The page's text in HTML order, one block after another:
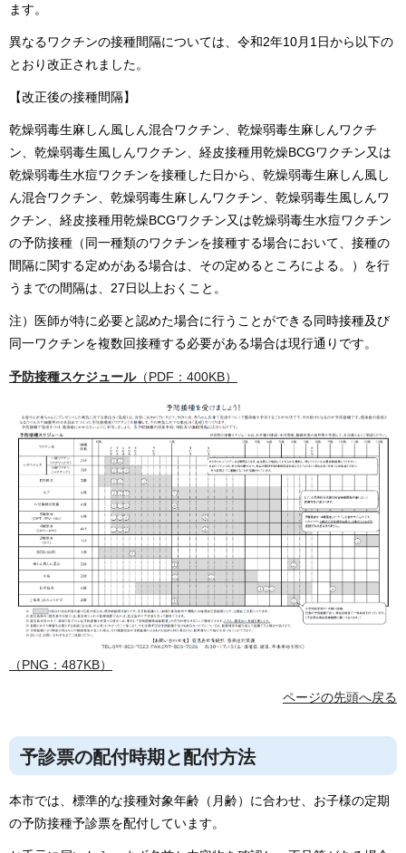
ます。
異なるワクチンの接種間隔については、令和2年10月1日から以下の
とおり改正されました。
【改正後の接種間隔】
乾燥弱毒生麻しん風しん混合ワクチン、乾燥弱毒生麻しんワクチ
ン、乾燥弱毒生風しんワクチン、経皮接種用乾燥BCGワクチン又は
乾燥弱毒生水痘ワクチンを接種した日から、乾燥弱毒生麻しん風し
ん混合ワクチン、乾燥弱毒生麻しんワクチン、乾燥弱毒生風しんワ
クチン、経皮接種用乾燥BCGワクチン又は乾燥弱毒生水痘ワクチン
の予防接種（同一種類のワクチンを接種する場合において、接種の
間隔に関する定めがある場合は、その定めるところによる。）を行
うまでの間隔は、27日以上おくこと。
注）医師が特に必要と認めた場合に行うことができる同時接種及び
同一ワクチンを複数回接種する必要がある場合は現行通りです。
予防接種スケジュール（PDF：400KB）
（PNG：487KB）
ページの先頭へ戻る
予診票の配付時期と配付方法
本市では、標準的な接種対象年齢（月齢）に合わせ、お子様の定期
の予防接種予診票を配付しています。